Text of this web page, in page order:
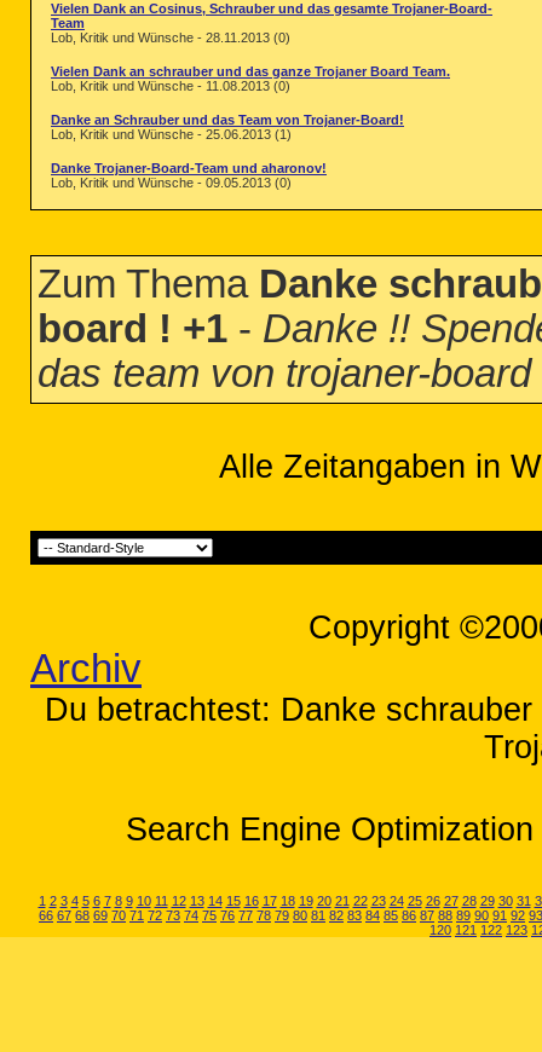
Vielen Dank an Cosinus, Schrauber und das gesamte Trojaner-Board-
Team
Lob, Kritik und Wünsche - 28.11.2013 (0)
Vielen Dank an schrauber und das ganze Trojaner Board Team.
Lob, Kritik und Wünsche - 11.08.2013 (0)
Danke an Schrauber und das Team von Trojaner-Board!
Lob, Kritik und Wünsche - 25.06.2013 (1)
Danke Trojaner-Board-Team und aharonov!
Lob, Kritik und Wünsche - 09.05.2013 (0)
Zum Thema Danke
board ! +1 - Danke !!
das team von trojaner-board
Alle Zeitangaben in
Copyright
Archiv
Du betrachtest: Danke
Search Engine
1 2 3 4 5 6 7 8 9 10 11 12 13 14 15 16 17 18 19 20 21 22 23 24 25 26 27 28 29 30 31
66 67 68 69 70 71 72 73 74 75 76 77 78 79 80 81 82 83 84 85 86 87 88 89 90 91 92 93
120 121 122 123